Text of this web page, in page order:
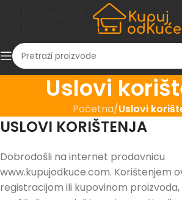
Skip to main content
Uslovi
Početna/Uslovi
USLOVI KORIŠTENJA
Dobrodošli na internet prodavnicu
www.kupujodkuce.com. Korištenjem
registracijom ili kupovinom